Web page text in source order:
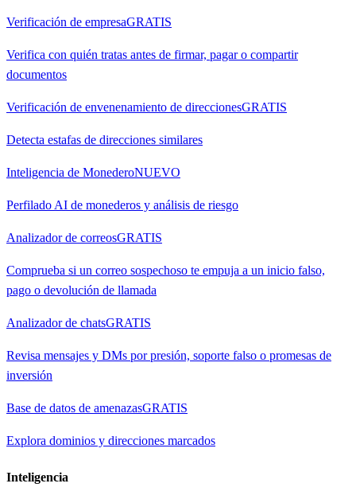
Verificación de empresaGRATIS
Verifica con quién tratas antes de firmar, pagar o compartir
documentos
Verificación de envenenamiento de direccionesGRATIS
Detecta estafas de direcciones similares
Inteligencia de MonederoNUEVO
Perfilado AI de monederos y análisis de riesgo
Analizador de correosGRATIS
Comprueba si un correo sospechoso te empuja a un inicio falso,
pago o devolución de llamada
Analizador de chatsGRATIS
Revisa mensajes y DMs por presión, soporte falso o promesas de
inversión
Base de datos de amenazasGRATIS
Explora dominios y direcciones marcados
Inteligencia